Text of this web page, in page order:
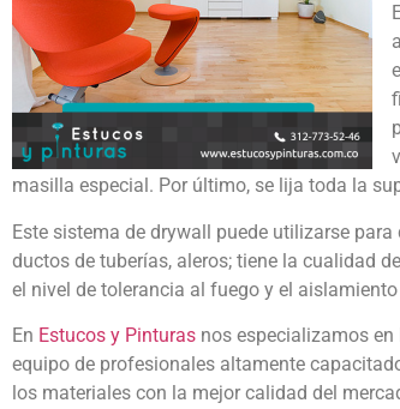
masilla especial. Por último, se lija toda la
Este sistema de drywall puede utilizarse
ductos de tuberías, aleros; tiene la cualidad
el nivel de tolerancia al fuego y el
En Estucos y Pinturas nos especializamos en
equipo de profesionales altamente
los materiales con la mejor calidad del